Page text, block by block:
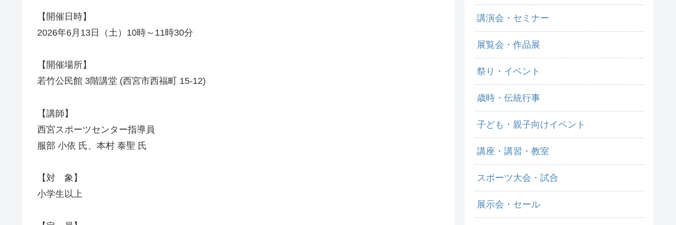
【開催日時】
2026年6月13日（土）10時～11時30分
【開催場所】
若竹公民館 3階講堂 (西宮市西福町 15-12)
【講師】
西宮スポーツセンター指導員
服部 小依 氏、本村 泰聖 氏
【対 象】
小学生以上
講演会・セミナー
展覧会・作品展
祭り・イベント
歳時・伝統行事
子ども・親子向けイベント
講座・講習・教室
スポーツ大会・試合
展示会・セール